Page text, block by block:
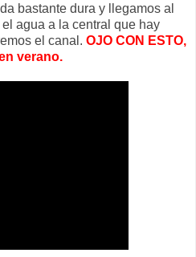
bastante dura y llegamos al
agua a la central que hay
el canal. OJO CON ESTO,
verano.